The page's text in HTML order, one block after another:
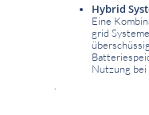
Hybrid
Eine
grid
Nutzung bei